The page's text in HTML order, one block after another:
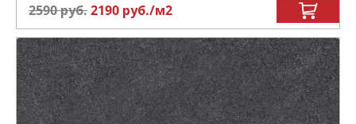
2590руб.2190 руб./м2